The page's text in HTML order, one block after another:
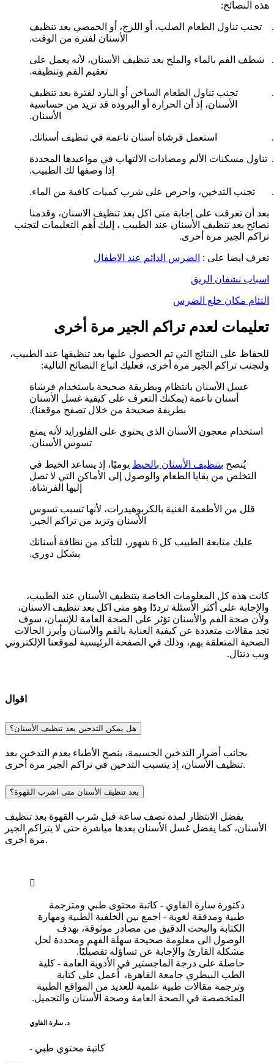
هذه النصائح:
تجنب تناول الطعام الصلب، أو اللزج، أو الحمضي بعد تنظيف
الأسنان لفترة من الوقت.
شطف الفم بالماء والملح بعد تنظيف الأسنان، لأنه يعمل على
تعقيم الفم وتنظيفه.
تجنب تناول الطعام الساخن أو البارد لفترة بعد تنظيف
الأسنان، إذ أن الحرارة أو البرودة قد تزيد من حساسية
الأسنان.
استعمل فرشاة أسنان ناعمة في تنظيف أسنانك.
تناول مسكنات الألم ومضادات الالتهاب في مواعيدها المحددة
إذا وصفها لك الطبيب.
تجنب التدخين، واحرص على شرب كميات كافية من الماء.
بعد أن تعرفت على إجابة متى اكل بعد تنظيف الاسنان، وقدمنا
نصائح بعد تنظيف الأسنان عند الطبيب ، إليك أهم التعليمات لتجنب
تراكم الجير مرة أخرى.
تعرف ايضا على : الضرس الدائم عند الاطفال
اسباب نشفان الريق
التئام مكان خلع الضرس
تعليمات لعدم تراكم الجير مرة أخرى
للحفاظ على النتائج التي تم الحصول عليها بعد تنظيفها عند الطبيب،
ولتجنب تراكم الجير مرة أخرى، فعليك اتباع النصائح التالية:
غسل الأسنان بانتظام وبطريقة صحيحة باستخدام فرشاة
أسنان ناعمة (يمكنك التعرف على كيفية غسل الأسنان
بطريقة صحيحة من خلال تصفح موقعنا).
استخدام معجون الأسنان الذي يحتوي على الفلورايد لأنه يمنع
تسوس الأسنان.
يُنصح بتنظيف الأسنان بالخيط يوميًا، إذ يساعد الخيط في
التخلص من بقايا الطعام والوصول إلى الأماكن التي لا تصل
إليها الفرشاة.
قلل من الأطعمة الغنية بالكربوهيدرات، لأنها تسبب تسوس
الأسنان وتزيد من تراكم الجير.
عليك متابعة الطبيب كل 6 شهور، للتأكد من نظافة أسنانك
بشكل دوري.
كانت هذه كل المعلومات الخاصة بتنظيف الأسنان عند الطبيب،
والإجابة على أكثر الأسئلة ترددًا وهو متى اكل بعد تنظيف الاسنان،
ولأن صحة الفم والأسنان تؤثر على الصحة العامة للإنسان، سوف
تجد مقالات متعددة عن كيفية العناية بالفم والأسنان وأبرز الحالات
الصحية المتعلقة بهم، وذلك في الصفحة الرئيسية لموقعنا الإلكتروني
ويب دنتال.
اقوال
هل يمكن التدخين بعد تنظيف الأسنان؟
بجانب أضرار التدخين الجسيمة، ينصح الأطباء بعدم التدخين بعد
تنظيف الأسنان، إذ يتسبب التدخين في تراكم الجير مرة أخرى.
بعد تنظيف الأسنان متى اشرب القهوة؟
يفضل الانتظار لمدة نصف ساعة قبل شرب القهوة بعد تنظيف
الأسنان، كما يفضل غسل الأسنان بعدها مباشرة حتى لا يتراكم الجير
مرة أخرى.
دكتورة سارة الفاوي - كاتبة محتوى طبي ومترجمة
طبية ومدققة لغوية - اجمع بين الخلفية الطبية ومهارة
الكتابة والبحث الدقيق من مصادر موثوقة، بهدف
الوصول الى معلومة صحيحة سهلة الفهم ومحددة لحل
مشكلة القارئ والإجابة عن تساؤله تفصيليًا.
حاصلة على درجة الماجستير في الأدوية العامة - كلية
الطب البيطري جامعة القاهرة، أعمل على كتابة
وترجمة مقالات طبية علمية للعديد من المواقع الطبية
المتخصصة في الصحة العامة وصحة الأسنان والتجميل.
د. سارة الفاوي
- كاتبة محتوي طبي